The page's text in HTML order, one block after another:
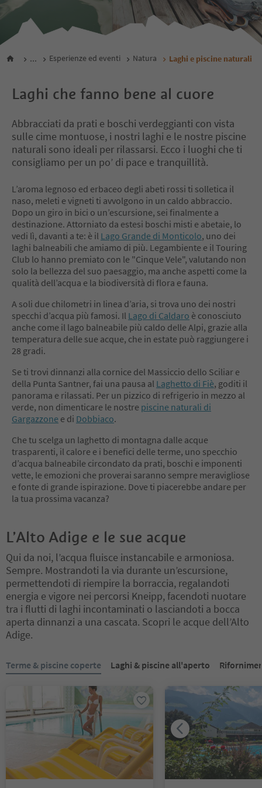
... Esperienze ed eventi Natura Laghi e piscine naturali
Laghi che fanno bene al cuore
Abbracciati da prati e boschi verdeggianti con vista
sulle cime montuose, i nostri laghi e le nostre piscine
naturali sono ideali per rilassarsi. Ecco i luoghi che ti
consigliamo per un po’ di pace e tranquillità.
L’aroma legnoso ed erbaceo degli abeti rossi ti solletica il
naso, meleti e vigneti ti avvolgono in un caldo abbraccio.
Dopo un giro in bici o un’escursione, sei finalmente a
destinazione. Attorniato da estesi boschi misti e abetaie, lo
vedi lì, davanti a te: è il Lago Grande di Monticolo, uno dei
laghi balneabili che amiamo di più. Legambiente e il Touring
Club lo hanno premiato con le "Cinque Vele", valutando non
solo la bellezza del suo paesaggio, ma anche aspetti come la
qualità dell’acqua e la biodiversità di flora e fauna.
A soli due chilometri in linea d’aria, si trova uno dei nostri
specchi d’acqua più famosi. Il Lago di Caldaro è conosciuto
anche come il lago balneabile più caldo delle Alpi, grazie alla
temperatura delle sue acque, che in estate può raggiungere i
28 gradi.
Se ti trovi dinnanzi alla cornice del Massiccio dello Sciliar e
della Punta Santner, fai una pausa al Laghetto di Fiè, goditi il
panorama e rilassati. Per un pizzico di refrigerio in mezzo al
verde, non dimenticare le nostre piscine naturali di
Gargazzone e di Dobbiaco.
Che tu scelga un laghetto di montagna dalle acque
trasparenti, il calore e i benefici delle terme, uno specchio
d’acqua balneabile circondato da prati, boschi e imponenti
vette, le emozioni che proverai saranno sempre meravigliose
e fonte di grande ispirazione. Dove ti piacerebbe andare per
la tua prossima vacanza?
L’Alto Adige e le sue acque
Qui da noi, l’acqua fluisce instancabile e armoniosa.
Sempre. Mostrandoti la via durante un’escursione,
permettendoti di riempire la borraccia, regalandoti
energia e vigore nei percorsi Kneipp, facendoti nuotare
tra i flutti di laghi incontaminati o lasciandoti a bocca
aperta dinnanzi a una cascata. Scopri le acque dell’Alto
Adige.
Terme & piscine coperte Laghi & piscine all'aperto